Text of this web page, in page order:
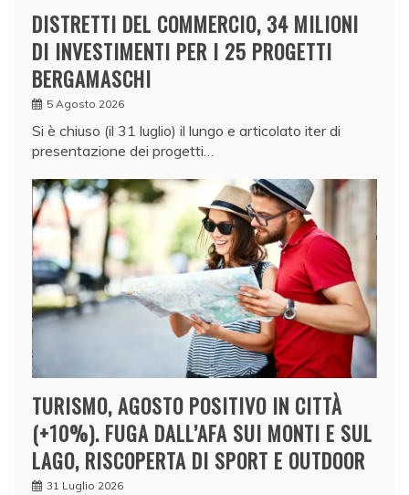
DISTRETTI DEL COMMERCIO, 34 MILIONI
DI INVESTIMENTI PER I 25 PROGETTI
BERGAMASCHI
5 Agosto 2026
Si è chiuso (il 31 luglio) il lungo e articolato iter di
presentazione dei progetti…
TURISMO, AGOSTO POSITIVO IN CITTÀ
(+10%). FUGA DALL’AFA SUI MONTI E SUL
LAGO, RISCOPERTA DI SPORT E OUTDOOR
31 Luglio 2026